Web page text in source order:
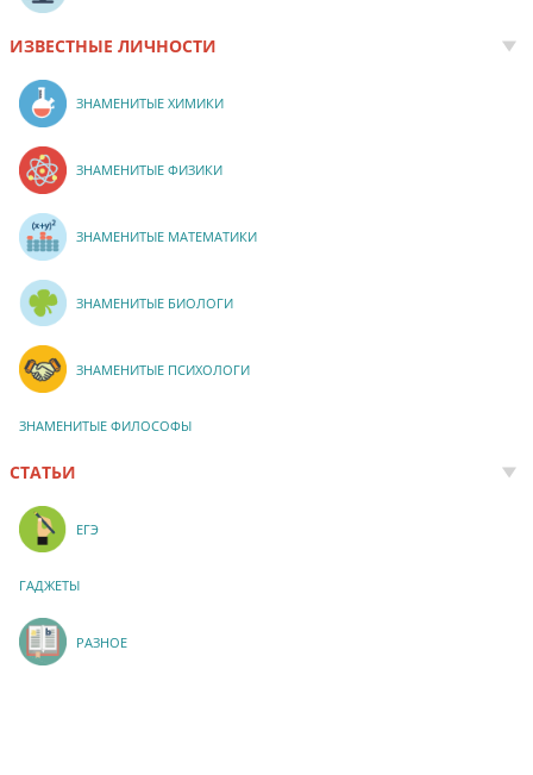
ИЗВЕСТНЫЕ ЛИЧНОСТИ
ЗНАМЕНИТЫЕ ХИМИКИ
ЗНАМЕНИТЫЕ ФИЗИКИ
ЗНАМЕНИТЫЕ МАТЕМАТИКИ
ЗНАМЕНИТЫЕ БИОЛОГИ
ЗНАМЕНИТЫЕ ПСИХОЛОГИ
ЗНАМЕНИТЫЕ ФИЛОСОФЫ
СТАТЬИ
ЕГЭ
ГАДЖЕТЫ
РАЗНОЕ